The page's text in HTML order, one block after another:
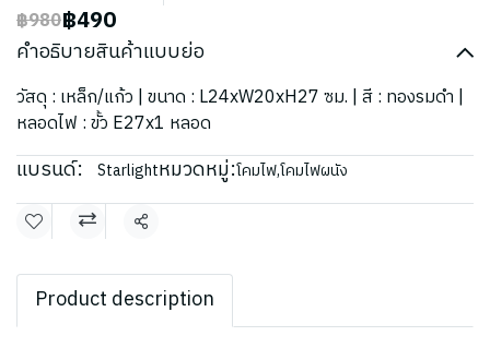
฿980฿490
คำอธิบายสินค้าแบบย่อ
วัสดุ : เหล็ก/แก้ว | ขนาด : L24xW20xH27 ซม. | สี : ทองรมดำ |
หลอดไฟ : ขั้ว E27x1 หลอด
แบรนด์: Starlightหมวดหมู่:โคมไฟ,โคมไฟผนัง
แชร์
Product description